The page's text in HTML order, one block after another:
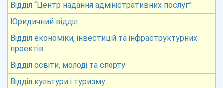
Відділ “Центр надання адміністративних послуг”
Юридичний відділ
Відділ економіки, інвестицій та інфраструктурних
проектів
Відділ освіти, молоді та спорту
Відділ культури і туризму